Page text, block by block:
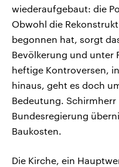
wiederaufgebaut: die
Obwohl die
begonnen hat, sorgt
Bevölkerung und unter
heftige Kontroversen,
hinaus, geht es doch
Bedeutung.
Bundesregierung
Baukosten.
Die Kirche, ein